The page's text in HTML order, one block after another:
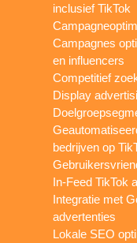
inclusief TikTok
Campagnes
en influencers
Competitief
Display
bedrijven op
In-Feed TikTok
Integratie met
advertenties
Lokale SEO